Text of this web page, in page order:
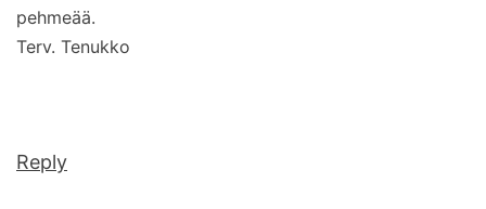
pehmeää.
Terv. Tenukko
Reply